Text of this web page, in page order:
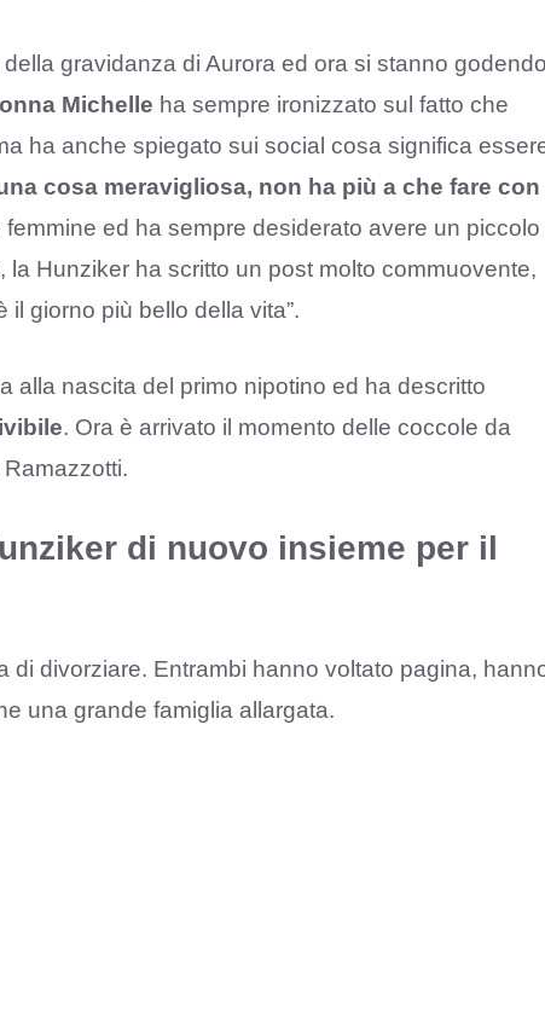
gravidanza di Aurora ed ora si stanno
Michelle ha sempre ironizzato sul fatto che
ha anche spiegato sui social cosa significa
cosa meravigliosa, non ha più a che fare con
ed ha sempre desiderato avere un piccolo
Hunziker ha scritto un post molto commuovente,
giorno più bello della vita”.
alla nascita del primo nipotino ed ha descritto
. Ora è arrivato il momento delle coccole da
di nuovo insieme per il
di divorziare. Entrambi hanno voltato pagina,
una grande famiglia allargata.